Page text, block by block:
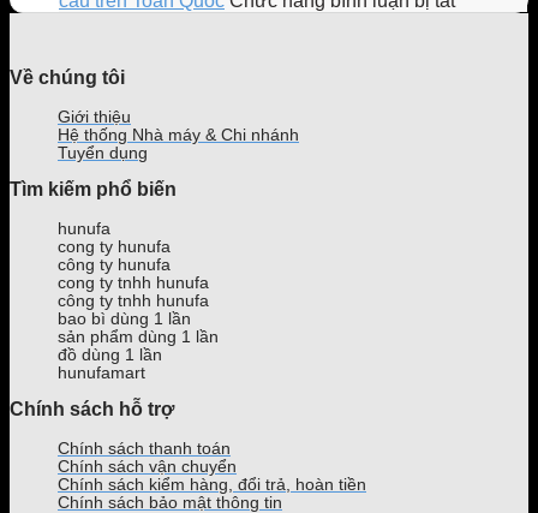
hạn
Ly
quản
Về chúng tôi
Giới thiệu
Hệ thống Nhà máy & Chi nhánh
Tuyển dụng
Tìm kiếm phổ biến
hunufa
cong ty hunufa
công ty hunufa
cong ty tnhh hunufa
công ty tnhh hunufa
bao bì dùng 1 lần
sản phẩm dùng 1 lần
đồ dùng 1 lần
hunufamart
Chính sách hỗ trợ
Chính sách thanh toán
Chính sách vận chuyển
Chính sách kiểm hàng, đổi trả, hoàn tiền
Chính sách bảo mật thông tin